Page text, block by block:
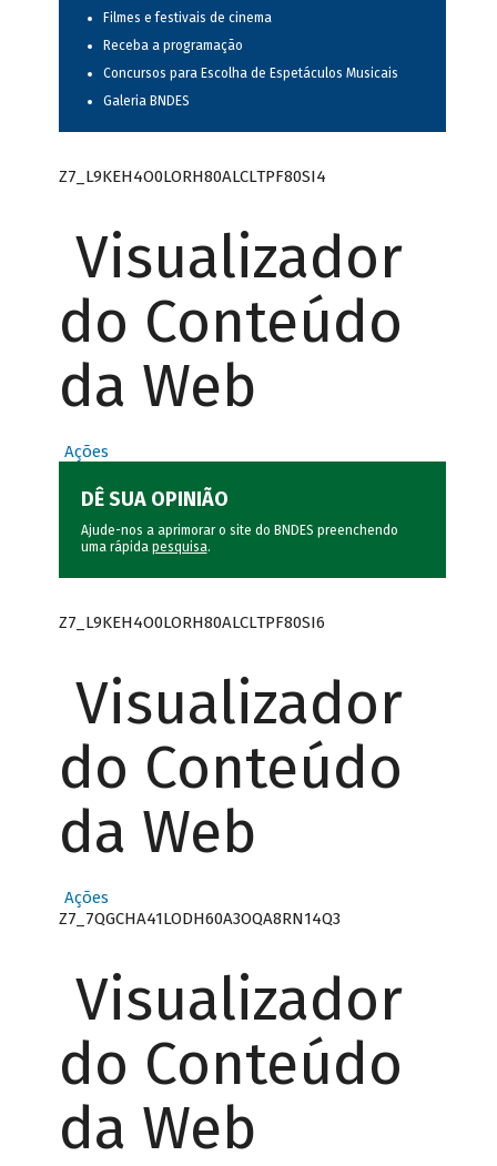
Filmes e festivais de cinema
Receba a programação
Concursos para Escolha de Espetáculos Musicais
Galeria BNDES
Z7_L9KEH4O0LORH80ALCLTPF80SI4
Visualizador
do Conteúdo
da Web
Ações
DÊ SUA OPINIÃO
Ajude-nos a aprimorar o site do BNDES preenchendo
uma rápida pesquisa.
Z7_L9KEH4O0LORH80ALCLTPF80SI6
Visualizador
do Conteúdo
da Web
Ações
Z7_7QGCHA41LODH60A3OQA8RN14Q3
Visualizador
do Conteúdo
da Web